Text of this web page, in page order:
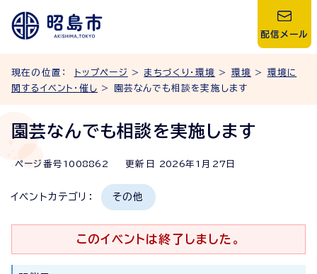
配信メール
現在の位置： トップページ > まちづくり・環境 > 環境 > 環境に
関するイベント・催し > 園芸なんでも相談を実施します
園芸なんでも相談を実施します
ページ番号 1008862 更新日 2026年1月 27 日
イベントカテゴリ： その他
このイベントは終了しました。